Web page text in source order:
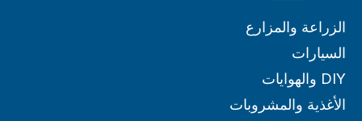
الزراعة والمزارع
السيارات
DIY والهوايات
الأغذية والمشروبات